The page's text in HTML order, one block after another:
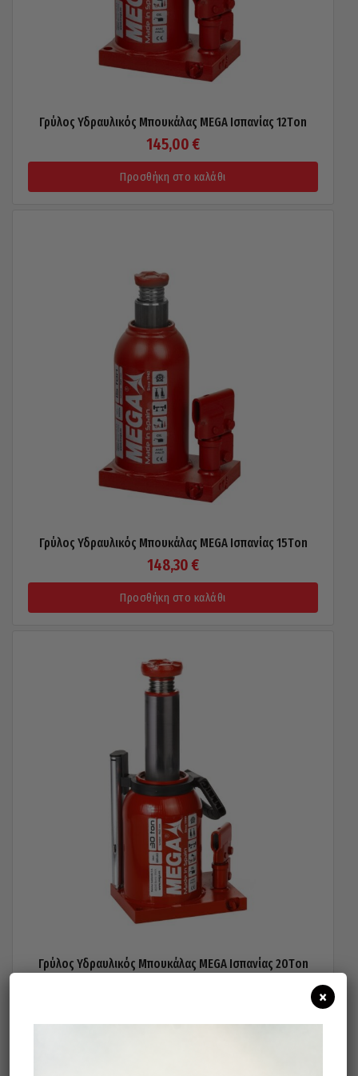
Γρύλος Υδραυλικός Μπουκάλας MEGA Ισπανίας 12Τon
145,00 €
Προσθήκη στο καλάθι
Γρύλος Υδραυλικός Μπουκάλας MEGA Ισπανίας 15Τon
148,30 €
Προσθήκη στο καλάθι
Γρύλος Υδραυλικός Μπουκάλας MEGA Ισπανίας 20Τon
×